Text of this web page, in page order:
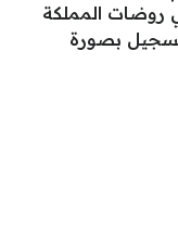
روضات المملكة
بصورة